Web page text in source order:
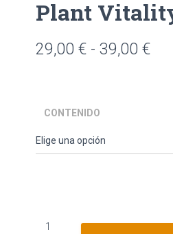
Plant
29,00 € - 39,00 €
CONTENIDO